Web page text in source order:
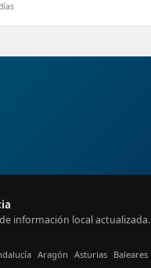
información local actualizada.
Aragón Asturias Baleares